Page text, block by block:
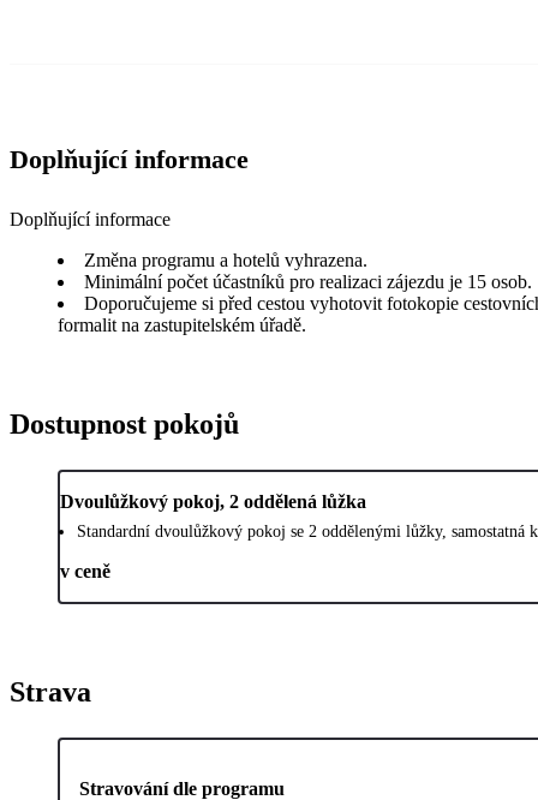
Doplňující informace
Doplňující informace
Změna programu a hotelů vyhrazena.
Minimální počet účastníků pro realizaci zájezdu je 15 osob.
Doporučujeme si před cestou vyhotovit fotokopie
formalit na zastupitelském úřadě.
Dostupnost pokojů
Dvoulůžkový pokoj, 2 oddělená lůžka
Standardní dvoulůžkový pokoj se 2 oddělenými lůžky, samostatná
v ceně
Strava
Stravování dle programu